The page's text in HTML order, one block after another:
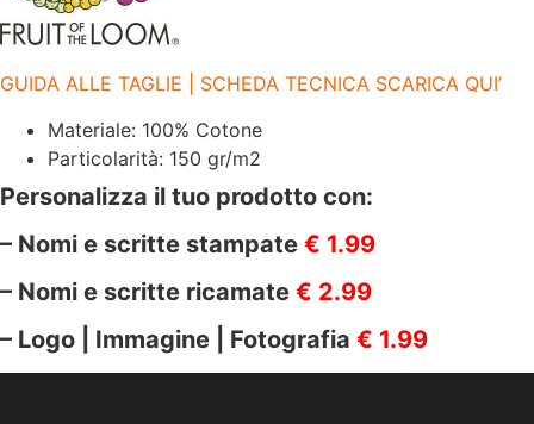
150
GR/M2
FR614300
HEATHER
RED
quantità
GUIDA ALLE TAGLIE | SCHEDA TECNICA SCARICA QUI’
Materiale: 100% Cotone
Particolarità: 150 gr/m2
Personalizza il tuo prodotto con:
– Nomi e scritte stampate € 1.99
– Nomi e scritte ricamate € 2.99
– Logo | Immagine | Fotografia € 1.99